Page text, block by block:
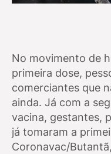
No movimento de
primeira dose,
comerciantes que
ainda. Já com a
vacina, gestantes,
já tomaram a
Coronavac/